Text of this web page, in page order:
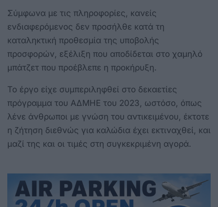
Σύμφωνα με τις πληροφορίες, κανείς
ενδιαφερόμενος δεν προσήλθε κατά τη
καταληκτική προθεσμία της υποβολής
προσφορών, εξέλιξη που αποδίδεται στο χαμηλό
μπάτζετ που προέβλεπε η προκήρυξη.
Το έργο είχε συμπεριληφθεί στο δεκαετίες
πρόγραμμα του ΑΔΜΗΕ του 2023, ωστόσο, όπως
λένε άνθρωποι με γνώση του αντικειμένου, έκτοτε
η ζήτηση διεθνώς για καλώδια έχει εκτιναχθεί, και
μαζί της και οι τιμές στη συγκεκριμένη αγορά.